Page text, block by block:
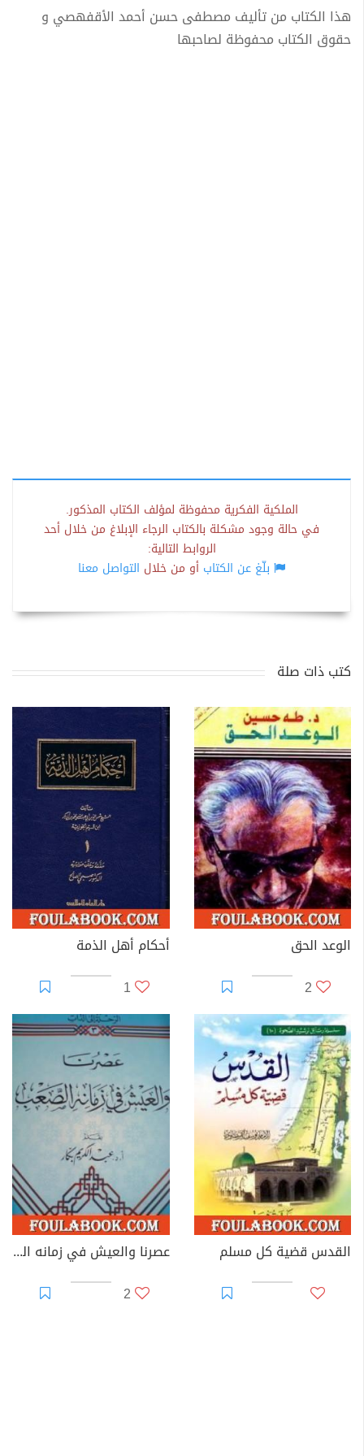
هذا الكتاب من تأليف مصطفى حسن أحمد الأقفهصي و
حقوق الكتاب محفوظة لصاحبها
الملكية الفكرية محفوظة لمؤلف الكتاب المذكور.
في حالة وجود مشكلة بالكتاب الرجاء الإبلاغ من خلال أحد
الروابط التالية:
بلّغ عن الكتاب أو من خلال التواصل معنا
كتب ذات صلة
الوعد الحق
2
أحكام أهل الذمة
1
القدس قضية كل مسلم
عصرنا والعيش في زمانه الصعب
2